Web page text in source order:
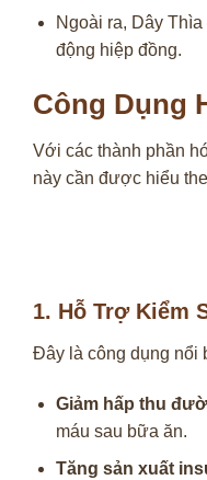
Ngoài ra, Dây
động hiệp đồng.
Công Dụng
Với các thành phần
này cần được hiểu
1. Hỗ Trợ Kiểm
Đây là công dụng nổi
Giảm hấp thu
máu sau bữa ăn.
Tăng sản xuất